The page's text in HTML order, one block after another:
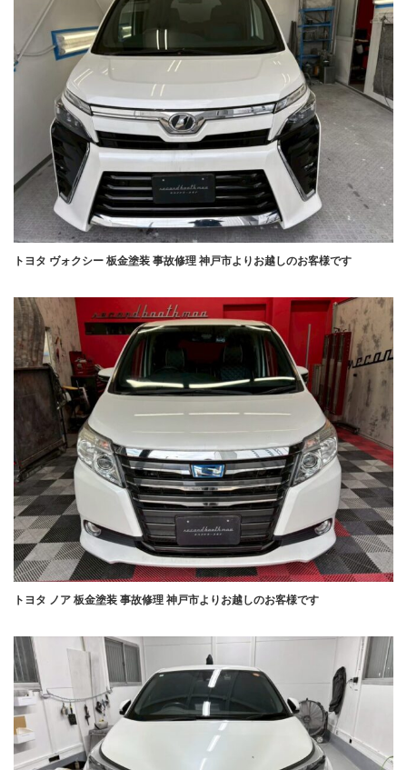
トヨタ ヴォクシー 板金塗装 事故修理 神戸市よりお越しのお客様です
トヨタ ノア 板金塗装 事故修理 神戸市よりお越しのお客様です